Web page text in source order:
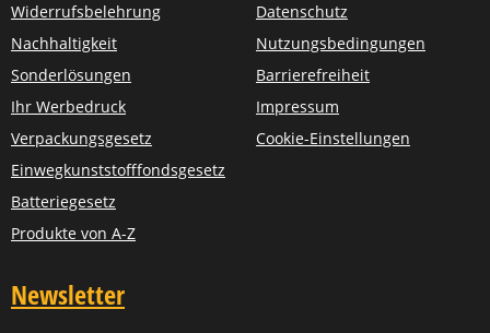
Widerrufsbelehrung
Nachhaltigkeit
Sonderlösungen
Ihr Werbedruck
Verpackungsgesetz
Einwegkunststofffondsgesetz
Batteriegesetz
Produkte von A-Z
Datenschutz
Nutzungsbedingungen
Barrierefreiheit
Impressum
Cookie-Einstellungen
Newsletter